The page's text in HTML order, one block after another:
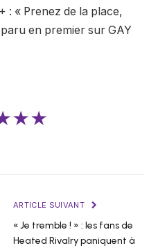
: « Prenez de la place,
en premier sur GAY
ARTICLE SUIVANT
« Je tremble ! » : les fans de
Heated Rivalry paniquent à